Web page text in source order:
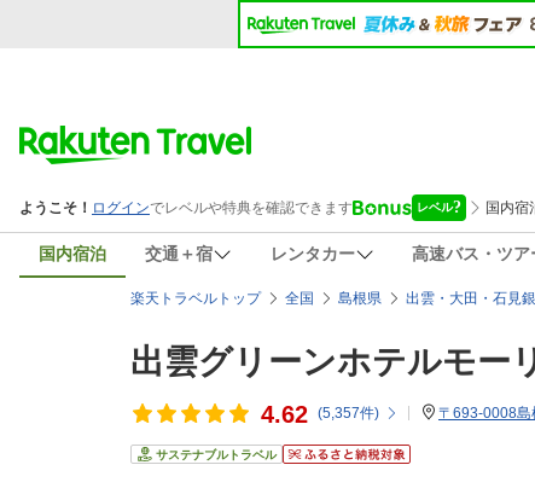
国内宿泊 交通＋宿 レンタカー 高速バス・ツア
楽天トラベルトップ 全国 島根県 出雲・大田・石見
出雲グリーンホテルモー
4.62 (5,357件) 〒693-0008島
サステナブルトラベル